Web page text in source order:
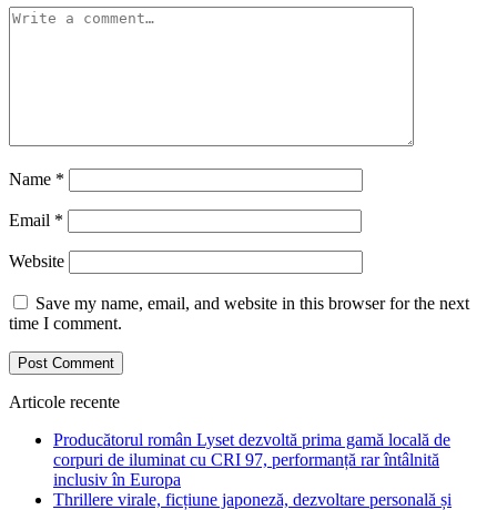
Name *
Email *
Website
Save my name, email, and website in this browser for the next
time I comment.
Articole recente
Producătorul român Lyset dezvoltă prima gamă locală de
corpuri de iluminat cu CRI 97, performanță rar întâlnită
inclusiv în Europa
Thrillere virale, ficțiune japoneză, dezvoltare personală și